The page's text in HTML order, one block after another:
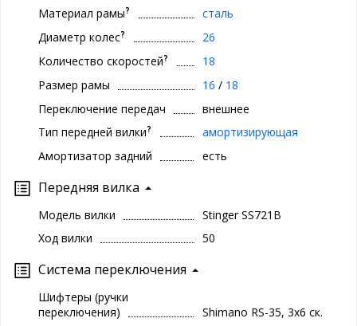
Материал рамы?
сталь
Диаметр колес?
26
Количество скоростей?
18
Размер рамы
16 / 18
Переключение передач
внешнее
Тип передней вилки?
амортизирующая
Амортизатор задний
есть
Передняя вилка
Модель вилки
Stinger SS721B
Ход вилки
50
Система переключения
Шифтеры (ручки
переключения)
Shimano RS-35, 3х6 ск.